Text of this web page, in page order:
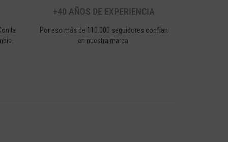
la
+40 AÑOS DE EXPERIENCIA
Por eso más de 110.000 seguidores confían
en nuestra marca.